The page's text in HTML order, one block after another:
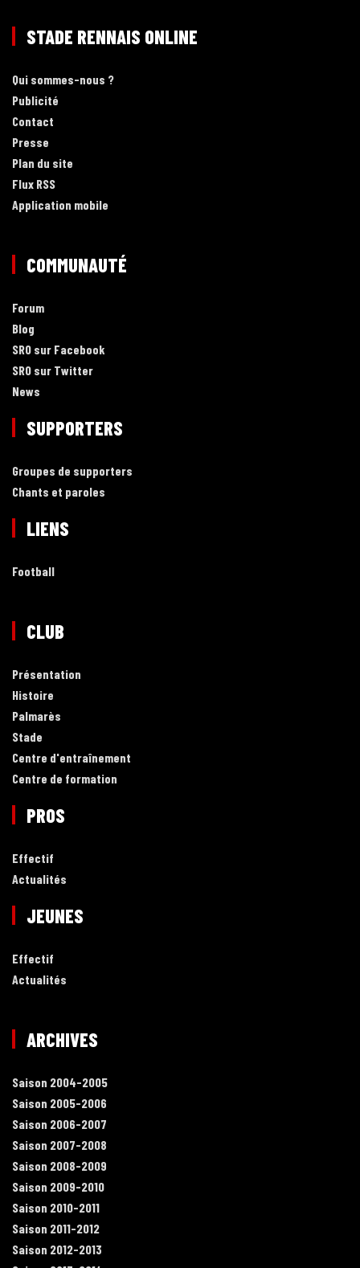
STADE RENNAIS ONLINE
Qui sommes-nous ?
Publicité
Contact
Presse
Plan du site
Flux RSS
Application mobile
COMMUNAUTÉ
Forum
Blog
SRO sur Facebook
SRO sur Twitter
News
SUPPORTERS
Groupes de supporters
Chants et paroles
LIENS
Football
CLUB
Présentation
Histoire
Palmarès
Stade
Centre d'entraînement
Centre de formation
PROS
Effectif
Actualités
JEUNES
Effectif
Actualités
ARCHIVES
Saison 2004-2005
Saison 2005-2006
Saison 2006-2007
Saison 2007-2008
Saison 2008-2009
Saison 2009-2010
Saison 2010-2011
Saison 2011-2012
Saison 2012-2013